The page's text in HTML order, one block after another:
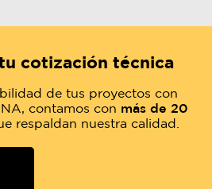
cotización técnica
de tus proyectos con
contamos con más de 20
respaldan nuestra calidad.